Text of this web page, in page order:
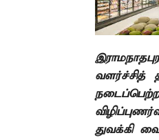
வளர்ச்சித்
துவக்கி